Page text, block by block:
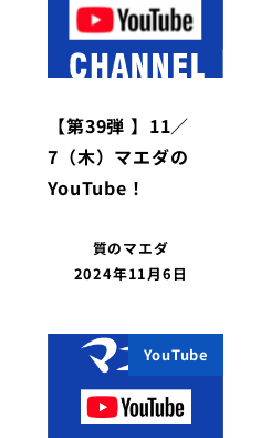
【第39弾 】11／
7（木）マエダの
YouTube！
質のマエダ
2024年11月6日
YouTube